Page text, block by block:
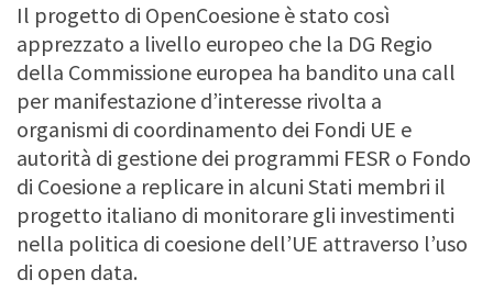
Il progetto di OpenCoesione è stato così
apprezzato a livello europeo che la DG Regio
della Commissione europea ha bandito una call
per manifestazione d’interesse rivolta a
organismi di coordinamento dei Fondi UE e
autorità di gestione dei programmi FESR o Fondo
di Coesione a replicare in alcuni Stati membri il
progetto italiano di monitorare gli investimenti
nella politica di coesione dell’UE attraverso l’uso
di open data.